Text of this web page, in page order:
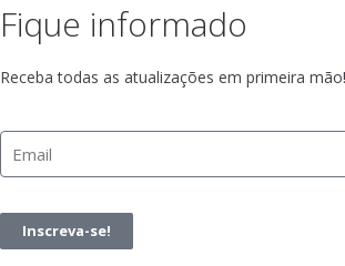
Fique informado
Receba todas as atualizações em primeira mão!
Inscreva-se!